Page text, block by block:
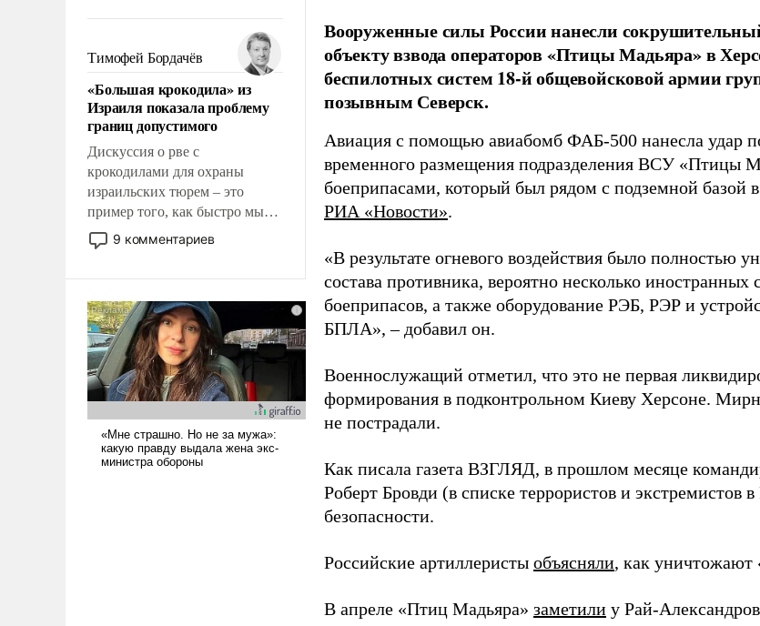
налогоплательщиков и где
Еревану за свои поступки не
нужно отвечать.
Тимофей Бордачёв
«Большая крокодила» из
Израиля показала проблему
границ допустимого
Дискуссия о рве с
крокодилами для охраны
израильских тюрем – это
пример того, как быстро мы
двигаемся по пути
революционных изменений.
псевдонаучной фантастики,
стало всерьез обсуждаемой
идеей.
9 комментариев
Вооруженные силы России нанесли
объекту взвода операторов «Птицы Мадьяра» в
беспилотных систем 18-й общевойсковой армии
позывным Северск.
Авиация с помощью авиабомб ФАБ-500 нанесла удар
временного размещения подразделения ВСУ «Птицы
боеприпасами, который был рядом с подземной базой
РИА «Новости».
«В результате огневого воздействия было полностью
состава противника, вероятно несколько иностранных
боеприпасов, а также оборудование РЭБ, РЭР и
БПЛА», – добавил он.
Военнослужащий отметил, что это не первая
формирования в подконтрольном Киеву Херсоне.
не пострадали.
Как писала газета ВЗГЛЯД, в прошлом месяце
Роберт Бровди (в списке террористов и экстремистов
безопасности.
Российские артиллеристы объясняли, как
В апреле «Птиц Мадьяра» заметили у Рай-